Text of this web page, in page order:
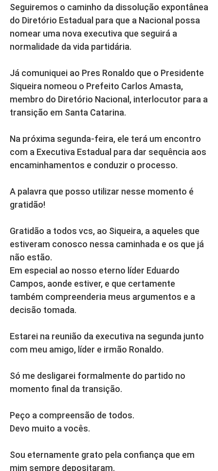
Seguiremos o caminho da dissolução expontânea
do Diretório Estadual para que a Nacional possa
nomear uma nova executiva que seguirá a
normalidade da vida partidária.
Já comuniquei ao Pres Ronaldo que o Presidente
Siqueira nomeou o Prefeito Carlos Amasta,
membro do Diretório Nacional, interlocutor para a
transição em Santa Catarina.
Na próxima segunda-feira, ele terá um encontro
com a Executiva Estadual para dar sequência aos
encaminhamentos e conduzir o processo.
A palavra que posso utilizar nesse momento é
gratidão!
Gratidão a todos vcs, ao Siqueira, a aqueles que
estiveram conosco nessa caminhada e os que já
não estão.
Em especial ao nosso eterno líder Eduardo
Campos, aonde estiver, e que certamente
também compreenderia meus argumentos e a
decisão tomada.
Estarei na reunião da executiva na segunda junto
com meu amigo, líder e irmão Ronaldo.
Só me desligarei formalmente do partido no
momento final da transição.
Peço a compreensão de todos.
Devo muito a vocês.
Sou eternamente grato pela confiança que em
mim sempre depositaram.